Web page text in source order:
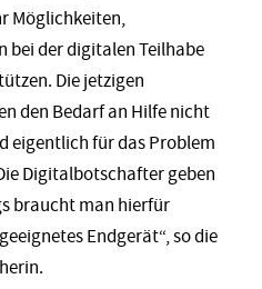
Möglichkeiten,
bei der digitalen Teilhabe
Die jetzigen
den Bedarf an Hilfe nicht
eigentlich für das Problem
Digitalbotschafter geben
braucht man hierfür
Endgerät“, so die